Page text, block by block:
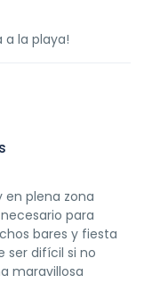
a la playa!
en plena zona
para
bares y fiesta
ser difícil si no
maravillosa